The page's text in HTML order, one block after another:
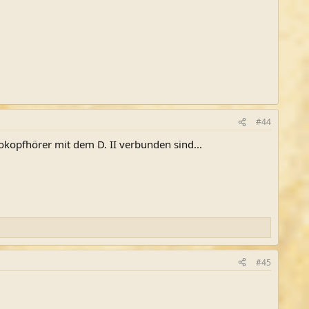
#44
mit dem D. II verbunden sind...
#45